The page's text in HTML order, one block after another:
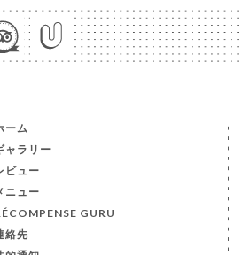
ーム
ャラリー
ビュー
ニュー
GURU
絡先